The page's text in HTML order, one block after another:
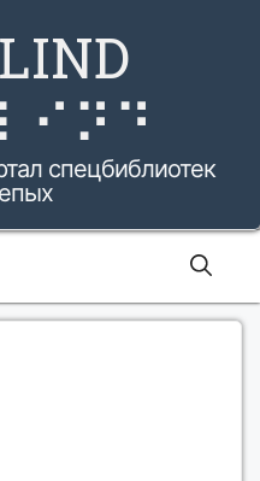
спецбиблиотек